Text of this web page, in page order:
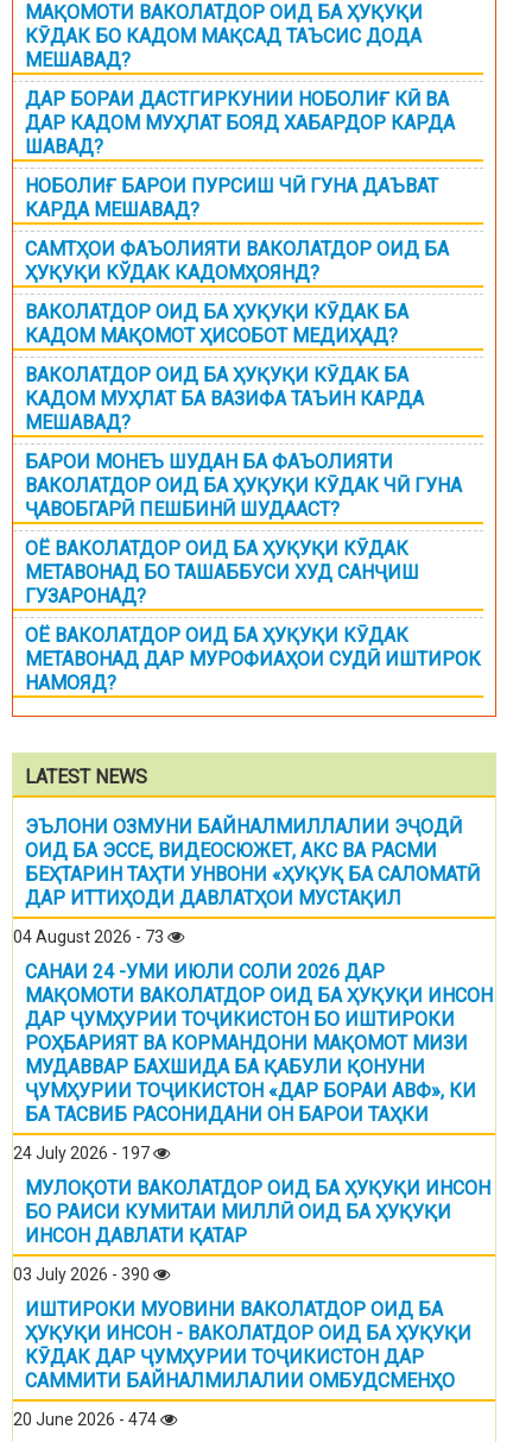
МАҚОМОТИ ВАКОЛАТДОР ОИД БА ҲУҚУҚИ
КӮДАК БО КАДОМ МАҚСАД ТАЪСИС ДОДА
МЕШАВАД?
ДАР БОРАИ ДАСТГИРКУНИИ НОБОЛИҒ КӢ ВА
ДАР КАДОМ МУҲЛАТ БОЯД ХАБАРДОР КАРДА
ШАВАД?
НОБОЛИҒ БАРОИ ПУРСИШ ЧӢ ГУНА ДАЪВАТ
КАРДА МЕШАВАД?
САМТҲОИ ФАЪОЛИЯТИ ВАКОЛАТДОР ОИД БА
ҲУҚУҚИ КЎДАК КАДОМҲОЯНД?
ВАКОЛАТДОР ОИД БА ҲУҚУҚИ КӮДАК БА
КАДОМ МАҚОМОТ ҲИСОБОТ МЕДИҲАД?
ВАКОЛАТДОР ОИД БА ҲУҚУҚИ КӮДАК БА
КАДОМ МУҲЛАТ БА ВАЗИФА ТАЪИН КАРДА
МЕШАВАД?
БАРОИ МОНЕЪ ШУДАН БА ФАЪОЛИЯТИ
ВАКОЛАТДОР ОИД БА ҲУҚУҚИ КӮДАК ЧӢ ГУНА
ҶАВОБГАРӢ ПЕШБИНӢ ШУДААСТ?
ОЁ ВАКОЛАТДОР ОИД БА ҲУҚУҚИ КӮДАК
МЕТАВОНАД БО ТАШАББУСИ ХУД САНҶИШ
ГУЗАРОНАД?
ОЁ ВАКОЛАТДОР ОИД БА ҲУҚУҚИ КӮДАК
МЕТАВОНАД ДАР МУРОФИАҲОИ СУДӢ ИШТИРОК
НАМОЯД?
LATEST NEWS
ЭЪЛОНИ ОЗМУНИ БАЙНАЛМИЛЛАЛИИ ЭҶОДӢ
ОИД БА ЭССЕ, ВИДЕОСЮЖЕТ, АКС ВА РАСМИ
БЕҲТАРИН ТАҲТИ УНВОНИ «ҲУҚУҚ БА САЛОМАТӢ
ДАР ИТТИҲОДИ ДАВЛАТҲОИ МУСТАҚИЛ
04 August 2026 - 73
САНАИ 24 -УМИ ИЮЛИ СОЛИ 2026 ДАР
МАҚОМОТИ ВАКОЛАТДОР ОИД БА ҲУҚУҚИ ИНСОН
ДАР ҶУМҲУРИИ ТОҶИКИСТОН БО ИШТИРОКИ
РОҲБАРИЯТ ВА КОРМАНДОНИ МАҚОМОТ МИЗИ
МУДАВВАР БАХШИДА БА ҚАБУЛИ ҚОНУНИ
ҶУМҲУРИИ ТОҶИКИСТОН «ДАР БОРАИ АВФ», КИ
БА ТАСВИБ РАСОНИДАНИ ОН БАРОИ ТАҲКИ
24 July 2026 - 197
МУЛОҚОТИ ВАКОЛАТДОР ОИД БА ҲУҚУҚИ ИНСОН
БО РАИСИ КУМИТАИ МИЛЛӢ ОИД БА ҲУҚУҚИ
ИНСОН ДАВЛАТИ ҚАТАР
03 July 2026 - 390
ИШТИРОКИ МУОВИНИ ВАКОЛАТДОР ОИД БА
ҲУҚУҚИ ИНСОН - ВАКОЛАТДОР ОИД БА ҲУҚУҚИ
КӮДАК ДАР ҶУМҲУРИИ ТОҶИКИСТОН ДАР
САММИТИ БАЙНАЛМИЛАЛИИ ОМБУДСМЕНҲО
20 June 2026 - 474